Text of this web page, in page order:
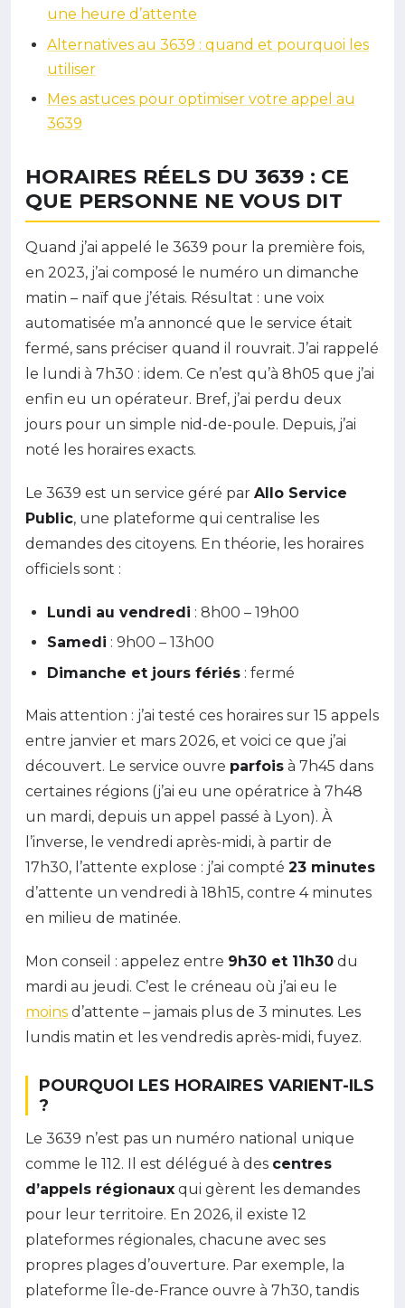
une heure d’attente
Alternatives au 3639 : quand et pourquoi les
utiliser
Mes astuces pour optimiser votre appel au
3639
HORAIRES RÉELS DU 3639 : CE
QUE PERSONNE NE VOUS DIT
Quand j’ai appelé le 3639 pour la première fois,
en 2023, j’ai composé le numéro un dimanche
matin – naïf que j’étais. Résultat : une voix
automatisée m’a annoncé que le service était
fermé, sans préciser quand il rouvrait. J’ai rappelé
le lundi à 7h30 : idem. Ce n’est qu’à 8h05 que j’ai
enfin eu un opérateur. Bref, j’ai perdu deux
jours pour un simple nid-de-poule. Depuis, j’ai
noté les horaires exacts.
Le 3639 est un service géré par Allo Service
Public, une plateforme qui centralise les
demandes des citoyens. En théorie, les horaires
officiels sont :
Lundi au vendredi : 8h00 – 19h00
Samedi : 9h00 – 13h00
Dimanche et jours fériés : fermé
Mais attention : j’ai testé ces horaires sur 15 appels
entre janvier et mars 2026, et voici ce que j’ai
découvert. Le service ouvre parfois à 7h45 dans
certaines régions (j’ai eu une opératrice à 7h48
un mardi, depuis un appel passé à Lyon). À
l’inverse, le vendredi après-midi, à partir de
17h30, l’attente explose : j’ai compté 23 minutes
d’attente un vendredi à 18h15, contre 4 minutes
en milieu de matinée.
Mon conseil : appelez entre 9h30 et 11h30 du
mardi au jeudi. C’est le créneau où j’ai eu le
moins d’attente – jamais plus de 3 minutes. Les
lundis matin et les vendredis après-midi, fuyez.
POURQUOI LES HORAIRES VARIENT-ILS
?
Le 3639 n’est pas un numéro national unique
comme le 112. Il est délégué à des centres
d’appels régionaux qui gèrent les demandes
pour leur territoire. En 2026, il existe 12
plateformes régionales, chacune avec ses
propres plages d’ouverture. Par exemple, la
plateforme Île-de-France ouvre à 7h30, tandis